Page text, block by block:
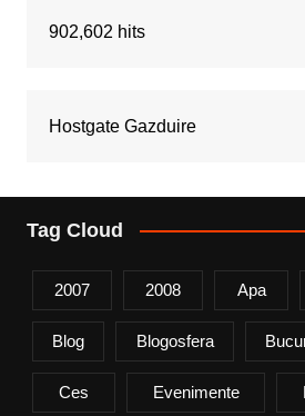
902,602 hits
Hostgate Gazduire
Tag Cloud
2007 2008 Apa
Blog Blogosfera
Ces Evenimente